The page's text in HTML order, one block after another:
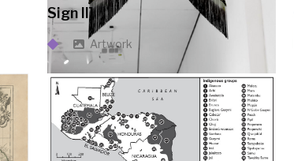
Sign II]
Artwork